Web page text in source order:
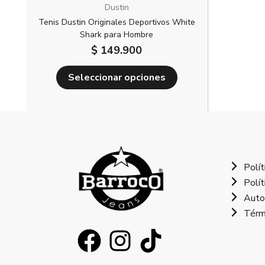
Dustin
Tenis Dustin Originales Deportivos White
Shark para Hombre
$ 149.900
Seleccionar opciones
de